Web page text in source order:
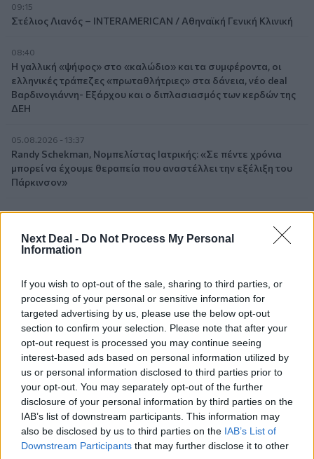
Next Deal - Do Not Process My Personal
Information
If you wish to opt-out of the sale, sharing to third parties, or
processing of your personal or sensitive information for
targeted advertising by us, please use the below opt-out
section to confirm your selection. Please note that after your
opt-out request is processed you may continue seeing
interest-based ads based on personal information utilized by
us or personal information disclosed to third parties prior to
your opt-out. You may separately opt-out of the further
disclosure of your personal information by third parties on the
IAB’s list of downstream participants. This information may
also be disclosed by us to third parties on the IAB’s List of
Downstream Participants that may further disclose it to other
09:15
Στέλιος Λιανός – INTERAMERICAN / Αθηναϊκή Γενική Κλινική
08:40
Η γαλλική «ψήφος» στο «καλώδιο» και τα συμφέροντα, οι
ελληνικές τράπεζες «πρωταθλήτριες» στα δάνεια, νέο deal
Βαρδινογιάννη- Εξάρχου και ο διπλασιασμός των κερδών της
ΔΕΗ
05.08.2026 - 13:37
Randy Schekman, Νομπελίστας Ιατρικής: «Σε πέντε χρόνια
μπορεί να έχουμε θεραπεία που αναστέλλει την εξέλιξη του
Πάρκινσον»
05.08.2026 - 12:33
Ε.Ε και παράνομη μετανάστευση: προτάσεις και δράσεις με
παρονομαστή το κοινό συμφέρον
Αντώνης Βουκλαρής - «ΕΡΡΙΚΟΣ ΝΤΥΝΑΝ»
05.08.2026 - 11:30
Η νέα εποχή στην εκπαίδευση των ασφαλιστικών
διαμεσολαβητών
05.08.2026 - 10:50
Ξεκινούν οι αιτήσεις στο vouchers.gov.gr για το Πρόγραμμα
«Τουρισμός για όλους 2026-2027»
05.08.2026 - 10:19
WWF: Περισσότερα από 180.000 στρέμματα καμένων